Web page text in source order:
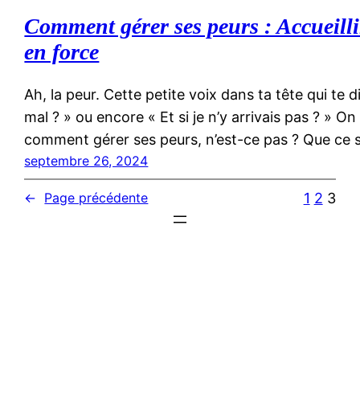
Comment gérer ses peurs :
en force
Ah, la peur. Cette petite voix dans ta tête qui te
mal ? » ou encore « Et si je n’y arrivais pas ? »
comment gérer ses peurs, n’est-ce pas ? Que
septembre 26, 2024
← Page précédente 1 2 3